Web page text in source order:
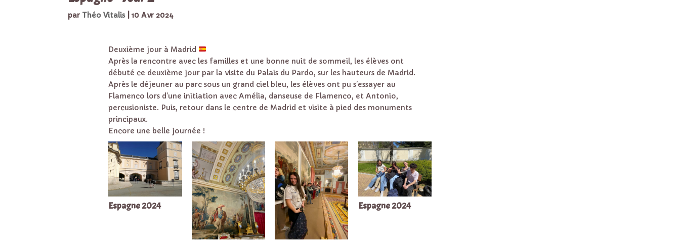
par Théo Vitalis|10 Avr 2024
Deuxième jour à Madrid
Après la rencontre avec les familles et une bonne nuit de sommeil, les élèves ont
débuté ce deuxième jour par la visite du Palais du Pardo, sur les hauteurs de Madrid.
Après le déjeuner au parc sous un grand ciel bleu, les élèves ont pu s’essayer au
Flamenco lors d’une initiation avec Amélia, danseuse de Flamenco, et Antonio,
percusioniste. Puis, retour dans le centre de Madrid et visite à pied des monuments
principaux.
Encore une belle journée !
Espagne 2024 Espagne 2024